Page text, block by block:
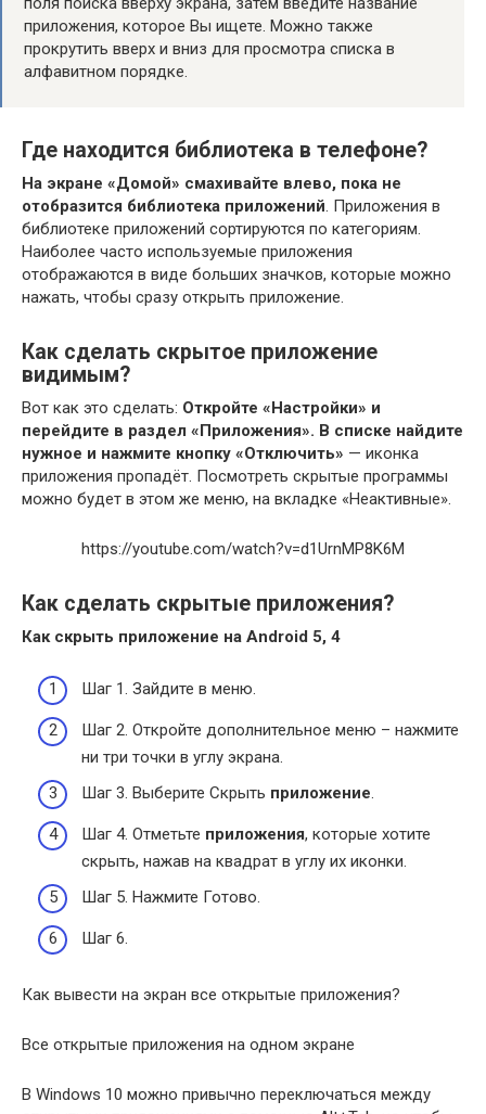
приложения, которое Вы ищете. Можно также
прокрутить вверх и вниз для просмотра списка в
алфавитном порядке.
Где находится библиотека в телефоне?
На экране «Домой» смахивайте влево, пока не
отобразится библиотека приложений. Приложения в
библиотеке приложений сортируются по категориям.
Наиболее часто используемые приложения
отображаются в виде больших значков, которые можно
нажать, чтобы сразу открыть приложение.
Как сделать скрытое приложение
видимым?
Вот как это сделать: Откройте «Настройки» и
перейдите в раздел «Приложения». В списке найдите
нужное и нажмите кнопку «Отключить» — иконка
приложения пропадёт. Посмотреть скрытые программы
можно будет в этом же меню, на вкладке «Неактивные».
https://youtube.com/watch?v=d1UrnMP8K6M
Как сделать скрытые приложения?
Как скрыть приложение на Android 5, 4
Шаг 1. Зайдите в меню.
Шаг 2. Откройте дополнительное меню – нажмите
ни три точки в углу экрана.
Шаг 3. Выберите Скрыть приложение.
Шаг 4. Отметьте приложения, которые хотите
скрыть, нажав на квадрат в углу их иконки.
Шаг 5. Нажмите Готово.
Шаг 6.
Как вывести на экран все открытые приложения?
Все открытые приложения на одном экране
В Windows 10 можно привычно переключаться между